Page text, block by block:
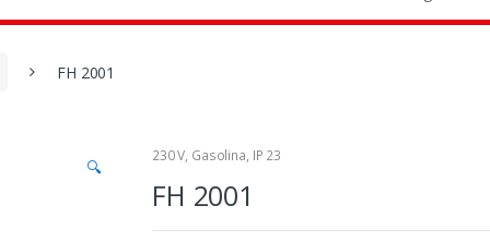
FH 2001
🔍
230 V, Gasolina, IP 23
FH 2001